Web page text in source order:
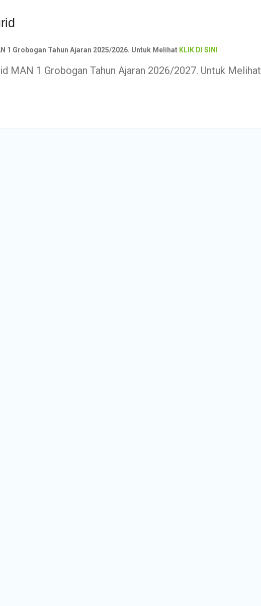
1 Grobogan Tahun Ajaran 2025/2026. Untuk Melihat KLIK DI SINI
MAN 1 Grobogan Tahun Ajaran 2026/2027. Untuk Melihat